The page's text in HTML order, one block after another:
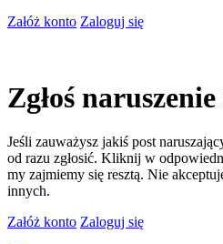
Załóż konto Zaloguj się
Zgłoś
Jeśli zauważysz jakiś post
od razu zgłosić. Kliknij w
my zajmiemy się resztą. Nie
innych.
Załóż konto Zaloguj się